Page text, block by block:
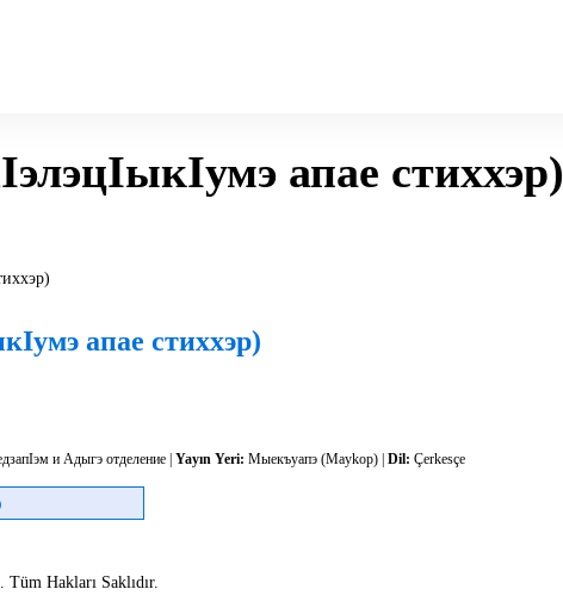
апае стиххэр)
апае стиххэр)
и Адыгэ отделение | Yayın Yeri: Мыекъуапэ (Maykop) | Dil: Çerkesçe
Hakları Saklıdır.